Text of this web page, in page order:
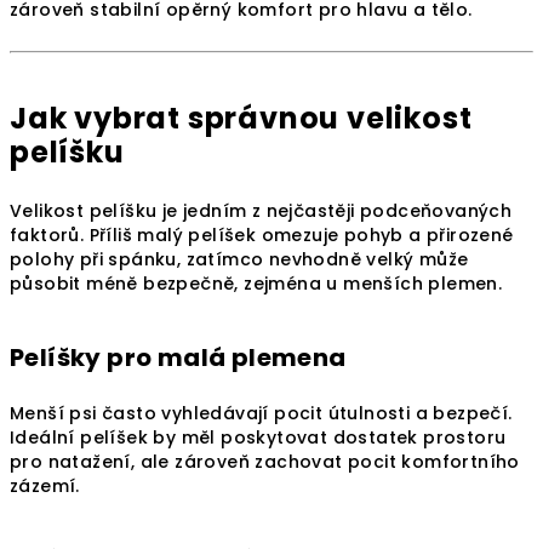
zároveň stabilní opěrný komfort pro hlavu a tělo.
Jak vybrat správnou velikost
pelíšku
Velikost pelíšku je jedním z nejčastěji podceňovaných
faktorů. Příliš malý pelíšek omezuje pohyb a přirozené
polohy při spánku, zatímco nevhodně velký může
působit méně bezpečně, zejména u menších plemen.
Pelíšky pro malá plemena
Menší psi často vyhledávají pocit útulnosti a bezpečí.
Ideální pelíšek by měl poskytovat dostatek prostoru
pro natažení, ale zároveň zachovat pocit komfortního
zázemí.